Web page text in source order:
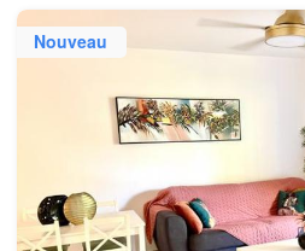
Nouveau